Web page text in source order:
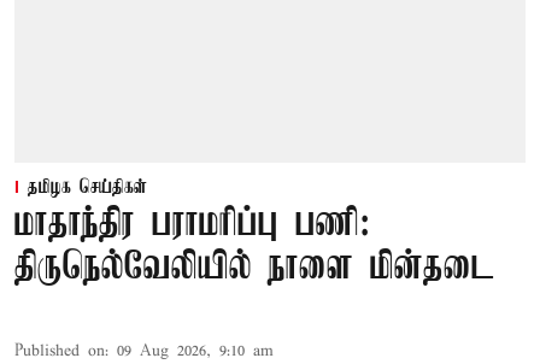
தமிழக செய்திகள்
மாதாந்திர பராமரிப்பு பணி:
திருநெல்வேலியில் நாளை மின்தடை
Published on: 09 Aug 2026, 9:10 am